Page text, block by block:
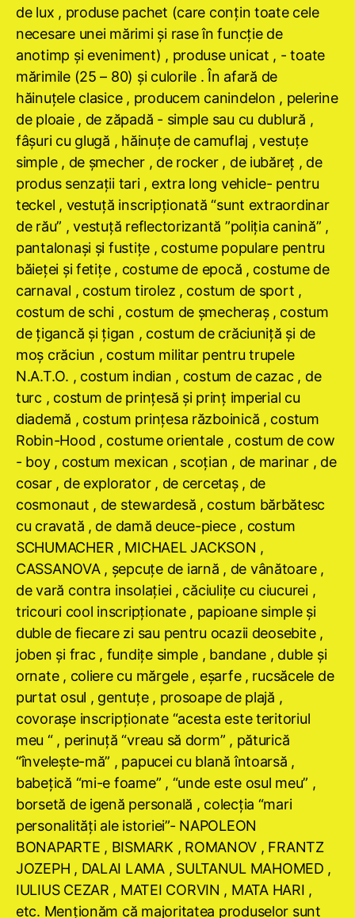
de lux , produse pachet (care conţin toate cele
necesare unei mărimi şi rase în funcţie de
anotimp şi eveniment) , produse unicat , - toate
mărimile (25 – 80) şi culorile . În afară de
hăinuţele clasice , producem canindelon , pelerine
de ploaie , de zăpadă - simple sau cu dublură ,
fâşuri cu glugă , hăinuţe de camuflaj , vestuţe
simple , de şmecher , de rocker , de iubăreţ , de
produs senzaţii tari , extra long vehicle- pentru
teckel , vestuţă inscripţionată “sunt extraordinar
de rău” , vestuţă reflectorizantă ”poliţia canină” ,
pantalonaşi şi fustiţe , costume populare pentru
băieţei şi fetiţe , costume de epocă , costume de
carnaval , costum tirolez , costum de sport ,
costum de schi , costum de şmecheraş , costum
de ţigancă şi ţigan , costum de crăciuniţă şi de
moş crăciun , costum militar pentru trupele
N.A.T.O. , costum indian , costum de cazac , de
turc , costum de prinţesă şi prinţ imperial cu
diademă , costum prinţesa războinică , costum
Robin-Hood , costume orientale , costum de cow
- boy , costum mexican , scoţian , de marinar , de
cosar , de explorator , de cercetaş , de
cosmonaut , de stewardesă , costum bărbătesc
cu cravată , de damă deuce-piece , costum
SCHUMACHER , MICHAEL JACKSON ,
CASSANOVA , şepcuţe de iarnă , de vânătoare ,
de vară contra insolaţiei , căciuliţe cu ciucurei ,
tricouri cool inscripţionate , papioane simple şi
duble de fiecare zi sau pentru ocazii deosebite ,
joben şi frac , fundiţe simple , bandane , duble şi
ornate , coliere cu mărgele , eşarfe , rucsăcele de
purtat osul , gentuţe , prosoape de plajă ,
covoraşe inscripţionate “acesta este teritoriul
meu “ , perinuţă “vreau să dorm” , păturică
“înveleşte-mă” , papucei cu blană întoarsă ,
babeţică “mi-e foame” , “unde este osul meu” ,
borsetă de igenă personală , colecţia “mari
personalităţi ale istoriei”- NAPOLEON
BONAPARTE , BISMARK , ROMANOV , FRANTZ
JOZEPH , DALAI LAMA , SULTANUL MAHOMED ,
IULIUS CEZAR , MATEI CORVIN , MATA HARI ,
etc. Menţionăm că majoritatea produselor sunt